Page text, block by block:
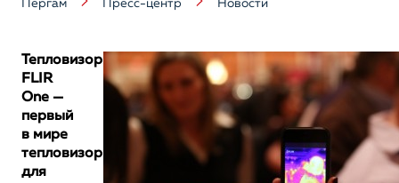
Пергам Пресс-центр Новости
Тепловизор
FLIR
One —
первый
в мире
тепловизор
для